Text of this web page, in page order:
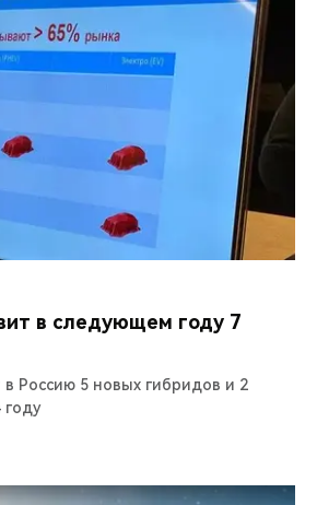
в следующем году 7
в Россию 5 новых гибридов и 2
году